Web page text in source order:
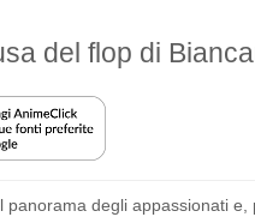
del flop di
degli appassionati